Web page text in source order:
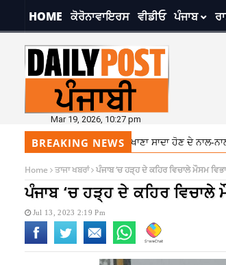
HOME ਕੋਰੋਨਾਵਾਇਰਸ ਵੀਡੀਓ ਪੰਜਾਬ
Mar 19, 2026, 10:27 pm
BREAKING NEWS
ਡਾਇਟ ਦਾ ਧਿਆਨ, ਖਾਣਾ ਸਾਦਾ ਹੋਣ ਦੇ ਨਾਲ-ਨਾਲ ਹੋਣਾ
Home ਤਾਜਾ ਖਬਰਾਂ ਪੰਜਾਬ ‘ਚ ਹੜ੍ਹ ਦੇ ਕਹਿਰ ਵਿਚਾਲੇ ਮੌਸਮ
ਪੰਜਾਬ ‘ਚ ਹੜ੍ਹ ਦੇ ਕਹਿਰ ਵਿਚਾਲੇ
Jul 13, 2023 2:19 Pm